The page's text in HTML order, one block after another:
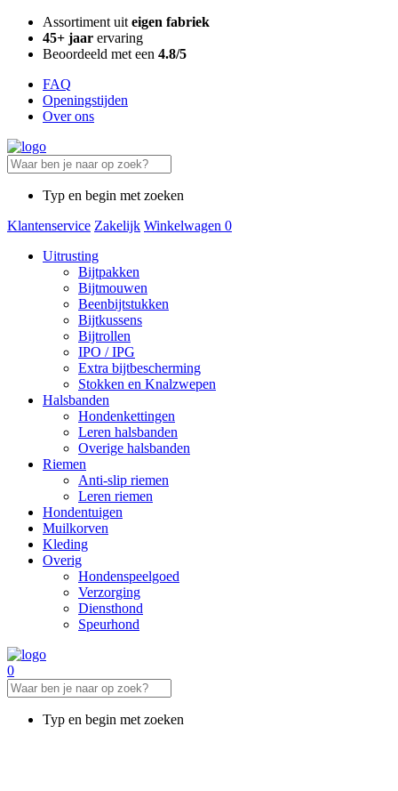
Assortiment uit eigen fabriek
45+ jaar ervaring
Beoordeeld met een 4.8/5
FAQ
Openingstijden
Over ons
Typ en begin met zoeken
Klantenservice Zakelijk Winkelwagen 0
Uitrusting
Bijtpakken
Bijtmouwen
Beenbijtstukken
Bijtkussens
Bijtrollen
IPO / IPG
Extra bijtbescherming
Stokken en Knalzwepen
Halsbanden
Hondenkettingen
Leren halsbanden
Overige halsbanden
Riemen
Anti-slip riemen
Leren riemen
Hondentuigen
Muilkorven
Kleding
Overig
Hondenspeelgoed
Verzorging
Diensthond
Speurhond
0
Typ en begin met zoeken